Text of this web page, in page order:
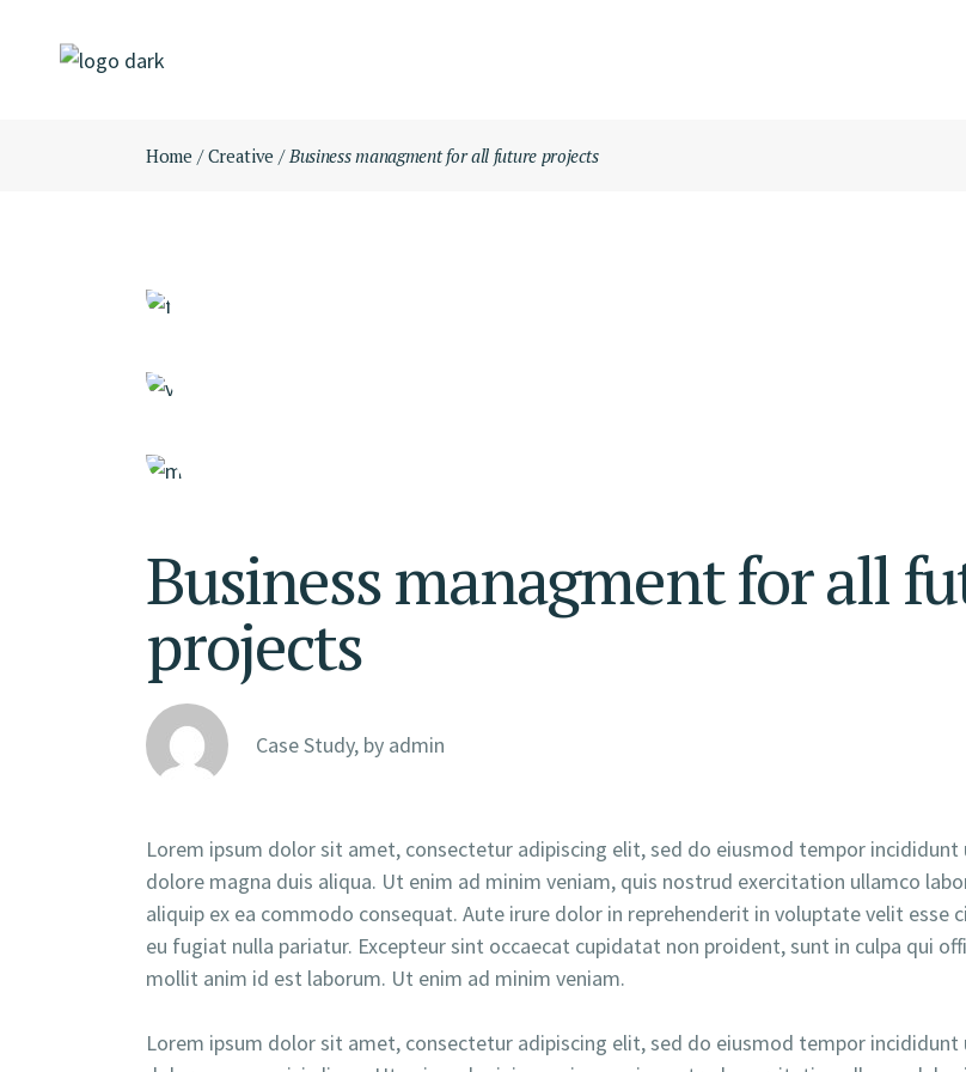
Home Creative Business managment for all future projects
Business managment for all
projects
Case Study, by admin
Lorem ipsum dolor sit amet, consectetur adipiscing elit, sed do eiusmod tempor incididunt
dolore magna duis aliqua. Ut enim ad minim veniam, quis nostrud exercitation ullamco
aliquip ex ea commodo consequat. Aute irure dolor in reprehenderit in voluptate velit esse
eu fugiat nulla pariatur. Excepteur sint occaecat cupidatat non proident, sunt in culpa qui
mollit anim id est laborum. Ut enim ad minim veniam.
Lorem ipsum dolor sit amet, consectetur adipiscing elit, sed do eiusmod tempor incididunt